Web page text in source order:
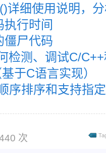
详细使用说明，
执行时间
僵尸代码
检测、调试C/
于C语言实现）
序排序和支持指
次